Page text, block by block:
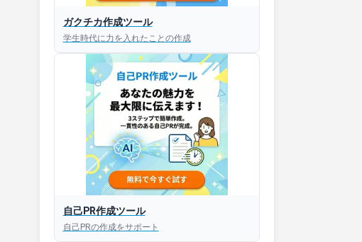
ガクチカ作成ツール
学生時代に力を入れたことの作成
自己PR作成ツール
自己PRの作成をサポート